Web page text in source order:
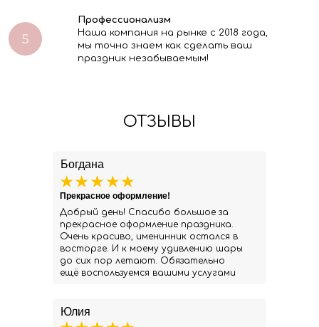
Профессионализм
Наша компания на рынке с 2018 года,
мы точно знаем как сделать ваш
праздник незабываемым!
ОТЗЫВЫ
Юлия
Богдана
Добрый день! Спасибо большое за
прекрасное оформление праздника.
Очень красиво, именинник остался в
восторге. И к моему удивлению шары
до сих пор летают. Обязательно
ещё воспользуемся вашими услугами
Прекрасное оформление!